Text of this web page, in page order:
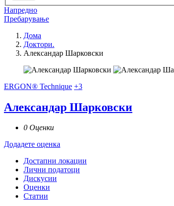
Напредно
Пребарување
Дома
Доктори.
Александар Шарковски
ERGON® Technique +3
Александар Шарковски
0 Оценки
Додадете оценка
Достапни локации
Лични податоци
Дискусии
Оценки
Статии